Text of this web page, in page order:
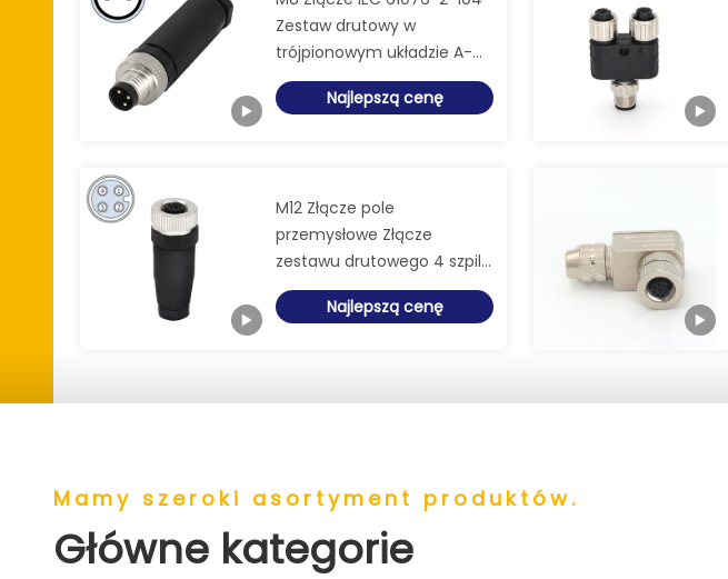
Zestaw drutowy w
trójpionowym układzie A-
code Straight IP67 Male
Najlepszą cenę
M12 Złącze pole
przemysłowe Złącze
zestawu drutowego 4 szpilki
Kobieta Kod A
Najlepszą cenę
Mamy szeroki asortyment produktów.
Główne kategorie